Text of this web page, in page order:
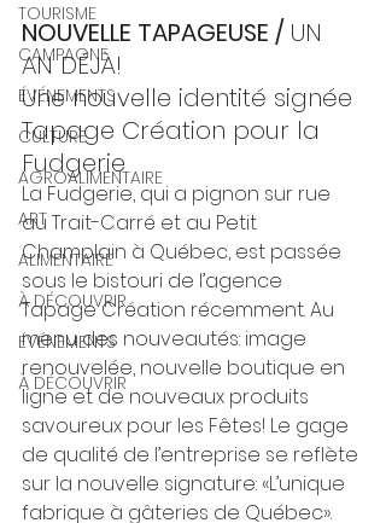
TOURISME
CAMPAGNE
ÉVÉNEMENTS
CULTURE
AGROALIMENTAIRE
ART
ALIMENTAIRE
À DÉCOUVRIR
ÉVÉNEMENTS
À DÉCOUVRIR
NOUVELLE TAPAGEUSE / UN
AN DÉJÀ!
Une nouvelle identité signée
Tapage Création pour la
Fudgerie
La Fudgerie, qui a pignon sur rue
au Trait-Carré et au Petit
Champlain à Québec, est passée
sous le bistouri de l’agence
Tapage Création récemment. Au
menu des nouveautés: image
renouvelée, nouvelle boutique en
ligne et de nouveaux produits
savoureux pour les Fêtes! Le gage
de qualité de l’entreprise se reflète
sur la nouvelle signature: «L’unique
fabrique à gâteries de Québec».